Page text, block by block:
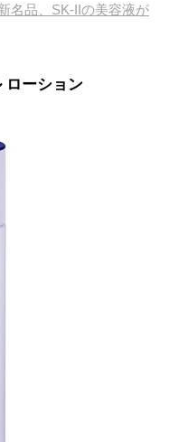
名品、SK-IIの美容液が
ローション